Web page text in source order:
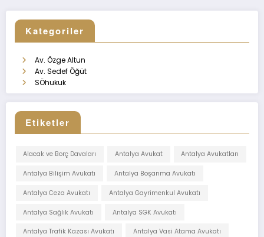
Kategoriler
Av. Özge Altun
Av. Sedef Öğüt
SÖhukuk
Etiketler
Alacak ve Borç Davaları Antalya Avukat Antalya Avukatları
Antalya Bilişim Avukatı Antalya Boşanma Avukatı
Antalya Ceza Avukatı Antalya Gayrimenkul Avukatı
Antalya Sağlık Avukatı Antalya SGK Avukatı
Antalya Trafik Kazası Avukatı Antalya Vasi Atama Avukatı